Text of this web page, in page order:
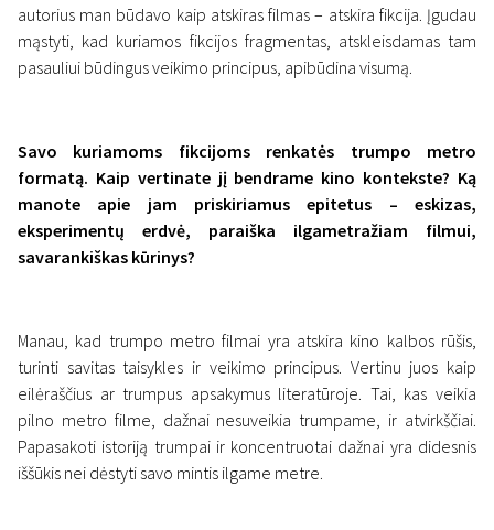
autorius man būdavo kaip atskiras filmas – atskira fikcija. Įgudau
mąstyti, kad kuriamos fikcijos fragmentas, atskleisdamas tam
pasauliui būdingus veikimo principus, apibūdina visumą.
Savo kuriamoms fikcijoms renkatės trumpo metro
formatą. Kaip vertinate jį bendrame kino kontekste? Ką
manote apie jam priskiriamus epitetus – eskizas,
eksperimentų erdvė, paraiška ilgametražiam filmui,
savarankiškas kūrinys?
Manau, kad trumpo metro filmai yra atskira kino kalbos rūšis,
turinti savitas taisykles ir veikimo principus. Vertinu juos kaip
eilėraščius ar trumpus apsakymus literatūroje. Tai, kas veikia
pilno metro filme, dažnai nesuveikia trumpame, ir atvirkščiai.
Papasakoti istoriją trumpai ir koncentruotai dažnai yra didesnis
iššūkis nei dėstyti savo mintis ilgame metre.